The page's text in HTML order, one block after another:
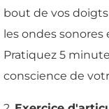
bout de vos
les ondes sonores
Pratiquez 5
conscience de